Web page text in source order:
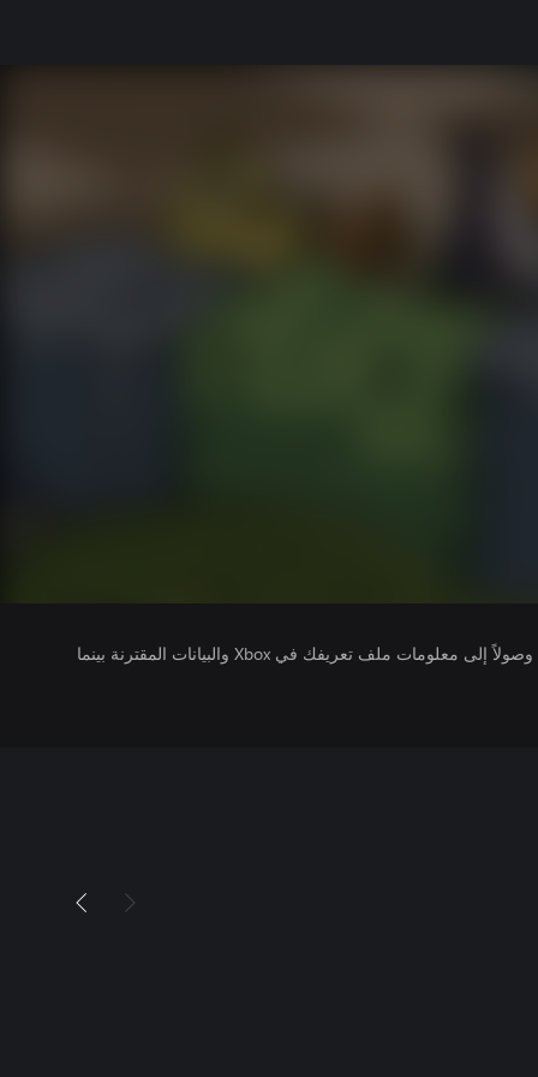
يتلقى ناشرو الألعاب التي تقوم بتشغيلها وصولاً إلى معلومات ملف تعريفك في Xbox والبيانات المقترنة بينما